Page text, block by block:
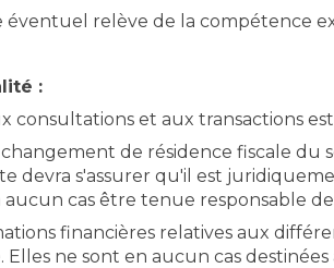
éventuel relève de la compétence
:
consultations et aux transactions
changement de résidence fiscale du
devra s'assurer qu'il est
cas être tenue responsable
financières relatives aux
Elles ne sont en aucun cas